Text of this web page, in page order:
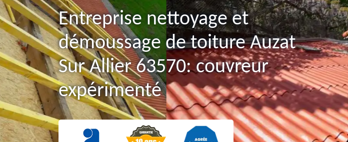
Entreprise nettoyage et
démoussage de toiture Auzat
Sur Allier 63570: couvreur
expérimenté